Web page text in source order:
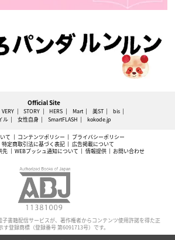
Official Site
VERY STORY HERS Mart 美ST
bis
ル
女性自身 SmartFLASH kokode.jp
て コンテンツポリシー
プライバシーポリシー
特定商取引法に基づく表記
広告掲載について
先 WEBプッシュ通知について 情報提供 お問い合わせ
書籍配信サービスが、著作権者からコンテンツ使用許諾を得た正
登録商標（登録番号 第6091713号）です。